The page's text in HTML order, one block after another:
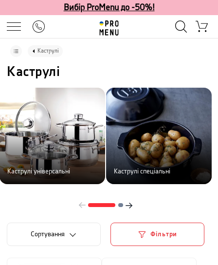
Вибір ProMenu до -50%!
Каструлі
Каструлі
Каструлі універсальні Каструлі спеціальні
Сортування Фільтри